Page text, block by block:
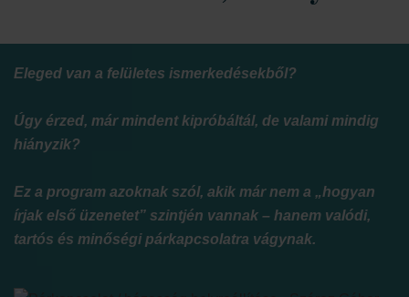
Eleged van a felületes ismerkedésekből?
Úgy érzed, már mindent kipróbáltál, de valami mindig
hiányzik?
Ez a program azoknak szól, akik már nem a „hogyan
írjak első üzenetet” szintjén vannak – hanem valódi,
tartós és minőségi párkapcsolatra vágynak.